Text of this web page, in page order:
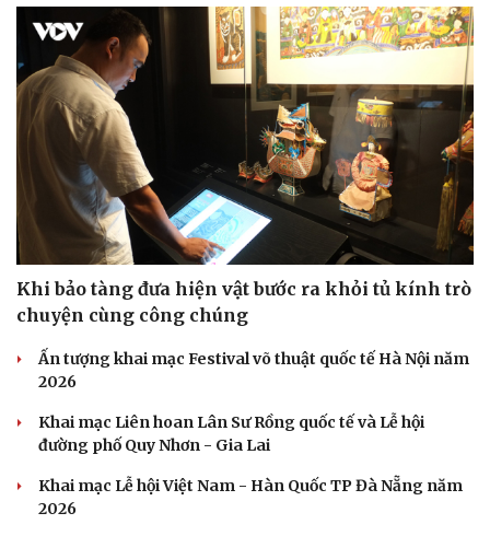
Sức khỏe
Dinh dưỡng - món ngon
Sản phụ khoa
Nhi khoa
Nam khoa
Phòng mạch online
Ăn sạch sống khỏe
Đời sống
Nhà đẹp
Tình yêu - Gia đình
Khi bảo tàng đưa hiện vật bước ra khỏi tủ kính trò
chuyện cùng công chúng
Ấn tượng khai mạc Festival võ thuật quốc tế Hà Nội năm
2026
Khai mạc Liên hoan Lân Sư Rồng quốc tế và Lễ hội
đường phố Quy Nhơn - Gia Lai
Khai mạc Lễ hội Việt Nam - Hàn Quốc TP Đà Nẵng năm
2026